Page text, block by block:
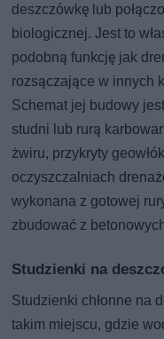
deszczówkę lub
biologicznej. Jest to
podobną funkcję jak
rozsączające w innych
Schemat jej budowy
studni lub rurą
żwiru, przykryty
oczyszczalniach
wykonana z gotowej
zbudować z
Studzienki na
Studzienki chłonne na
takim miejscu, gdzie